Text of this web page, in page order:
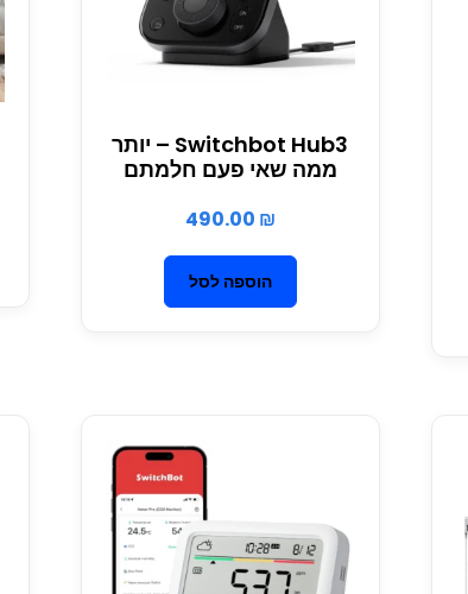
Switchbot Hub3 – יותר
ממה שאי פעם חלמתם
490.00 ₪
הוספה לסל